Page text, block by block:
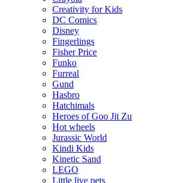
Creativity for Kids
DC Comics
Disney
Fingerlings
Fisher Price
Funko
Furreal
Gund
Hasbro
Hatchimals
Heroes of Goo Jit Zu
Hot wheels
Jurassic World
Kindi Kids
Kinetic Sand
LEGO
Little live pets